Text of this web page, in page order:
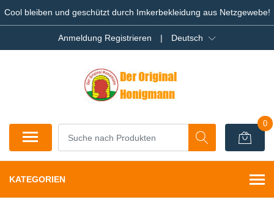
Cool bleiben und geschützt durch Imkerbekleidung aus Netzgewebe!
Anmeldung Registrieren | Deutsch
0
KATEGORIEN